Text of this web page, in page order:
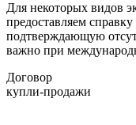
Для некоторых видов
предоставляем
подтверждающую
важно при
Договор
купли-продажи